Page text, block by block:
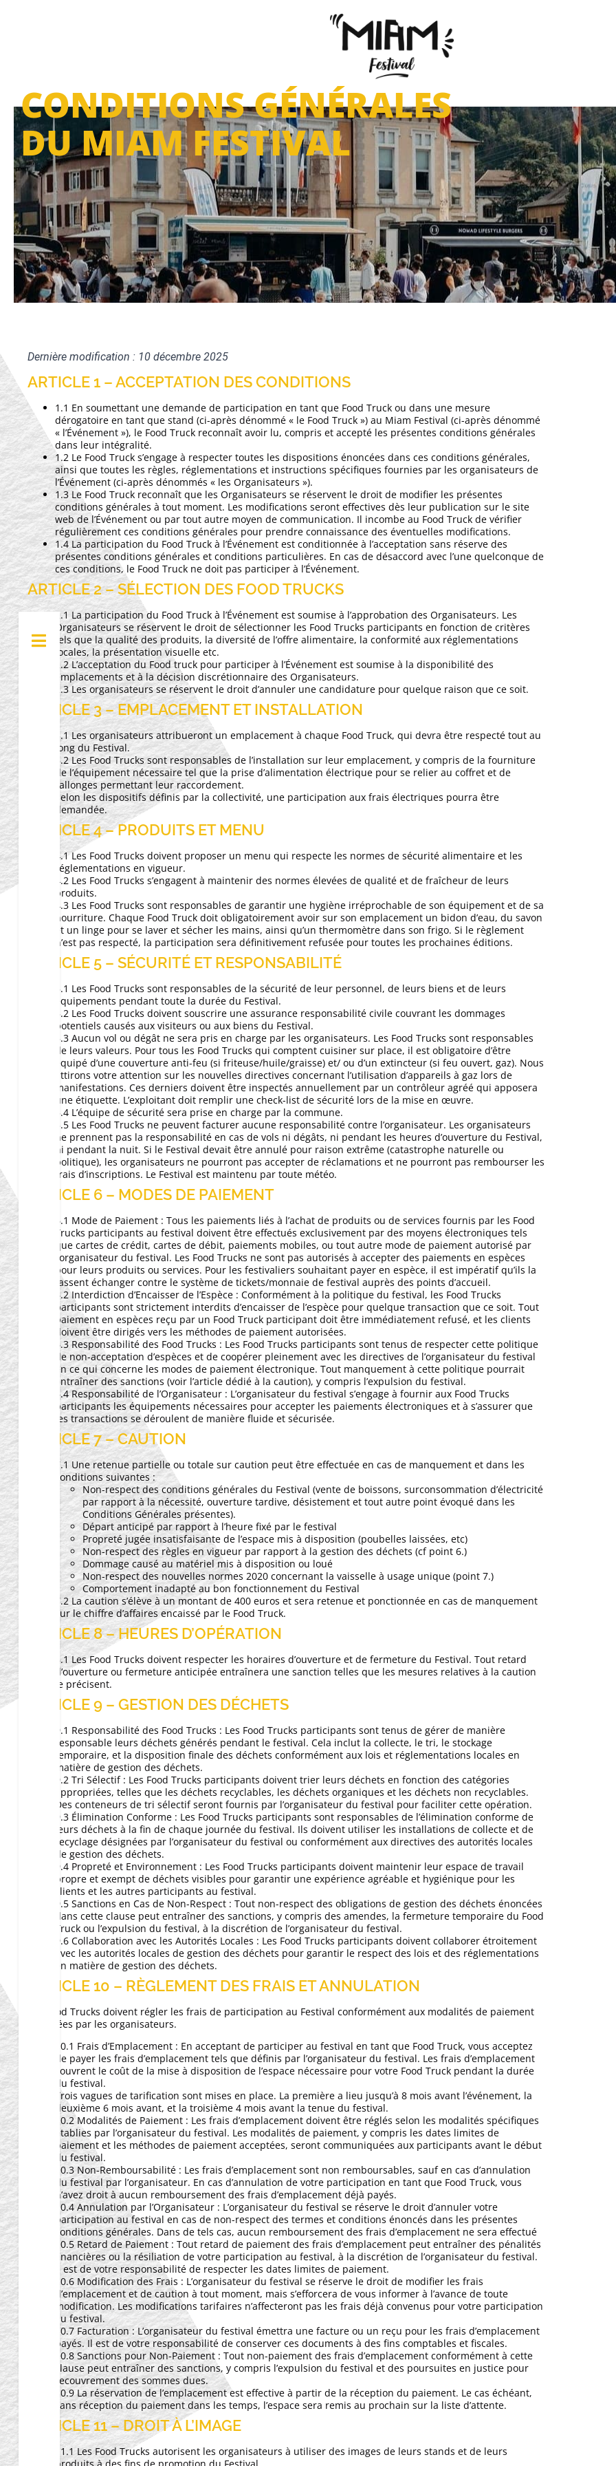
CONDITIONS GÉNÉRALES
DU MIAM FESTIVAL
Dernière modification : 10 décembre 2025
ARTICLE 1 – ACCEPTATION DES CONDITIONS
1.1 En soumettant une demande de participation en tant que Food Truck ou dans une mesure
dérogatoire en tant que stand (ci-après dénommé « le Food Truck ») au Miam Festival (ci-après dénommé
« l’Événement »), le Food Truck reconnaît avoir lu, compris et accepté les présentes conditions générales
dans leur intégralité.
1.2 Le Food Truck s’engage à respecter toutes les dispositions énoncées dans ces conditions générales,
ainsi que toutes les règles, réglementations et instructions spécifiques fournies par les organisateurs de
l’Événement (ci-après dénommés « les Organisateurs »).
1.3 Le Food Truck reconnaît que les Organisateurs se réservent le droit de modifier les présentes
conditions générales à tout moment. Les modifications seront effectives dès leur publication sur le site
web de l’Événement ou par tout autre moyen de communication. Il incombe au Food Truck de vérifier
régulièrement ces conditions générales pour prendre connaissance des éventuelles modifications.
1.4 La participation du Food Truck à l’Événement est conditionnée à l’acceptation sans réserve des
présentes conditions générales et conditions particulières. En cas de désaccord avec l’une quelconque de
ces conditions, le Food Truck ne doit pas participer à l’Événement.
ARTICLE 2 – SÉLECTION DES FOOD TRUCKS
2.1 La participation du Food Truck à l’Événement est soumise à l’approbation des Organisateurs. Les
Organisateurs se réservent le droit de sélectionner les Food Trucks participants en fonction de critères
tels que la qualité des produits, la diversité de l’offre alimentaire, la conformité aux réglementations
locales, la présentation visuelle etc.
2.2 L’acceptation du Food truck pour participer à l’Événement est soumise à la disponibilité des
emplacements et à la décision discrétionnaire des Organisateurs.
2.3 Les organisateurs se réservent le droit d’annuler une candidature pour quelque raison que ce soit.
ARTICLE 3 – EMPLACEMENT ET INSTALLATION
3.1 Les organisateurs attribueront un emplacement à chaque Food Truck, qui devra être respecté tout au
long du Festival.
3.2 Les Food Trucks sont responsables de l’installation sur leur emplacement, y compris de la fourniture
de l’équipement nécessaire tel que la prise d’alimentation électrique pour se relier au coffret et de
rallonges permettant leur raccordement.
Selon les dispositifs définis par la collectivité, une participation aux frais électriques pourra être
demandée.
ARTICLE 4 – PRODUITS ET MENU
4.1 Les Food Trucks doivent proposer un menu qui respecte les normes de sécurité alimentaire et les
réglementations en vigueur.
4.2 Les Food Trucks s’engagent à maintenir des normes élevées de qualité et de fraîcheur de leurs
produits.
4.3 Les Food Trucks sont responsables de garantir une hygiène irréprochable de son équipement et de sa
nourriture. Chaque Food Truck doit obligatoirement avoir sur son emplacement un bidon d’eau, du savon
et un linge pour se laver et sécher les mains, ainsi qu’un thermomètre dans son frigo. Si le règlement
n’est pas respecté, la participation sera définitivement refusée pour toutes les prochaines éditions.
ARTICLE 5 – SÉCURITÉ ET RESPONSABILITÉ
5.1 Les Food Trucks sont responsables de la sécurité de leur personnel, de leurs biens et de leurs
équipements pendant toute la durée du Festival.
5.2 Les Food Trucks doivent souscrire une assurance responsabilité civile couvrant les dommages
potentiels causés aux visiteurs ou aux biens du Festival.
5.3 Aucun vol ou dégât ne sera pris en charge par les organisateurs. Les Food Trucks sont responsables
de leurs valeurs. Pour tous les Food Trucks qui comptent cuisiner sur place, il est obligatoire d’être
équipé d’une couverture anti-feu (si friteuse/huile/graisse) et/ ou d’un extincteur (si feu ouvert, gaz). Nous
attirons votre attention sur les nouvelles directives concernant l’utilisation d’appareils à gaz lors de
manifestations. Ces derniers doivent être inspectés annuellement par un contrôleur agréé qui apposera
une étiquette. L’exploitant doit remplir une check-list de sécurité lors de la mise en œuvre.
5.4 L’équipe de sécurité sera prise en charge par la commune.
5.5 Les Food Trucks ne peuvent facturer aucune responsabilité contre l’organisateur. Les organisateurs
ne prennent pas la responsabilité en cas de vols ni dégâts, ni pendant les heures d’ouverture du Festival,
ni pendant la nuit. Si le Festival devait être annulé pour raison extrême (catastrophe naturelle ou
politique), les organisateurs ne pourront pas accepter de réclamations et ne pourront pas rembourser les
frais d’inscriptions. Le Festival est maintenu par toute météo.
ARTICLE 6 – MODES DE PAIEMENT
6.1 Mode de Paiement : Tous les paiements liés à l’achat de produits ou de services fournis par les Food
Trucks participants au festival doivent être effectués exclusivement par des moyens électroniques tels
que cartes de crédit, cartes de débit, paiements mobiles, ou tout autre mode de paiement autorisé par
l’organisateur du festival. Les Food Trucks ne sont pas autorisés à accepter des paiements en espèces
pour leurs produits ou services. Pour les festivaliers souhaitant payer en espèce, il est impératif qu’ils la
fassent échanger contre le système de tickets/monnaie de festival auprès des points d’accueil.
6.2 Interdiction d’Encaisser de l’Espèce : Conformément à la politique du festival, les Food Trucks
participants sont strictement interdits d’encaisser de l’espèce pour quelque transaction que ce soit. Tout
paiement en espèces reçu par un Food Truck participant doit être immédiatement refusé, et les clients
doivent être dirigés vers les méthodes de paiement autorisées.
6.3 Responsabilité des Food Trucks : Les Food Trucks participants sont tenus de respecter cette politique
de non-acceptation d’espèces et de coopérer pleinement avec les directives de l’organisateur du festival
en ce qui concerne les modes de paiement électronique. Tout manquement à cette politique pourrait
entraîner des sanctions (voir l’article dédié à la caution), y compris l’expulsion du festival.
6.4 Responsabilité de l’Organisateur : L’organisateur du festival s’engage à fournir aux Food Trucks
participants les équipements nécessaires pour accepter les paiements électroniques et à s’assurer que
les transactions se déroulent de manière fluide et sécurisée.
ARTICLE 7 – CAUTION
7.1 Une retenue partielle ou totale sur caution peut être effectuée en cas de manquement et dans les
conditions suivantes :
Non-respect des conditions générales du Festival (vente de boissons, surconsommation d’électricité
par rapport à la nécessité, ouverture tardive, désistement et tout autre point évoqué dans les
Conditions Générales présentes).
Départ anticipé par rapport à l’heure fixé par le festival
Propreté jugée insatisfaisante de l’espace mis à disposition (poubelles laissées, etc)
Non-respect des règles en vigueur par rapport à la gestion des déchets (cf point 6.)
Dommage causé au matériel mis à disposition ou loué
Non-respect des nouvelles normes 2020 concernant la vaisselle à usage unique (point 7.)
Comportement inadapté au bon fonctionnement du Festival
7.2 La caution s’élève à un montant de 400 euros et sera retenue et ponctionnée en cas de manquement
sur le chiffre d’affaires encaissé par le Food Truck.
ARTICLE 8 – HEURES D’OPÉRATION
8.1 Les Food Trucks doivent respecter les horaires d’ouverture et de fermeture du Festival. Tout retard
d’ouverture ou fermeture anticipée entraînera une sanction telles que les mesures relatives à la caution
le précisent.
ARTICLE 9 – GESTION DES DÉCHETS
9.1 Responsabilité des Food Trucks : Les Food Trucks participants sont tenus de gérer de manière
responsable leurs déchets générés pendant le festival. Cela inclut la collecte, le tri, le stockage
temporaire, et la disposition finale des déchets conformément aux lois et réglementations locales en
matière de gestion des déchets.
9.2 Tri Sélectif : Les Food Trucks participants doivent trier leurs déchets en fonction des catégories
appropriées, telles que les déchets recyclables, les déchets organiques et les déchets non recyclables.
Des conteneurs de tri sélectif seront fournis par l’organisateur du festival pour faciliter cette opération.
9.3 Élimination Conforme : Les Food Trucks participants sont responsables de l’élimination conforme de
leurs déchets à la fin de chaque journée du festival. Ils doivent utiliser les installations de collecte et de
recyclage désignées par l’organisateur du festival ou conformément aux directives des autorités locales
de gestion des déchets.
9.4 Propreté et Environnement : Les Food Trucks participants doivent maintenir leur espace de travail
propre et exempt de déchets visibles pour garantir une expérience agréable et hygiénique pour les
clients et les autres participants au festival.
9.5 Sanctions en Cas de Non-Respect : Tout non-respect des obligations de gestion des déchets énoncées
dans cette clause peut entraîner des sanctions, y compris des amendes, la fermeture temporaire du Food
Truck ou l’expulsion du festival, à la discrétion de l’organisateur du festival.
9.6 Collaboration avec les Autorités Locales : Les Food Trucks participants doivent collaborer étroitement
avec les autorités locales de gestion des déchets pour garantir le respect des lois et des réglementations
en matière de gestion des déchets.
ARTICLE 10 – RÈGLEMENT DES FRAIS ET ANNULATION
Les Food Trucks doivent régler les frais de participation au Festival conformément aux modalités de paiement
spécifiées par les organisateurs.
10.1 Frais d’Emplacement : En acceptant de participer au festival en tant que Food Truck, vous acceptez
de payer les frais d’emplacement tels que définis par l’organisateur du festival. Les frais d’emplacement
couvrent le coût de la mise à disposition de l’espace nécessaire pour votre Food Truck pendant la durée
du festival.
Trois vagues de tarification sont mises en place. La première a lieu jusqu’à 8 mois avant l’événement, la
deuxième 6 mois avant, et la troisième 4 mois avant la tenue du festival.
10.2 Modalités de Paiement : Les frais d’emplacement doivent être réglés selon les modalités spécifiques
établies par l’organisateur du festival. Les modalités de paiement, y compris les dates limites de
paiement et les méthodes de paiement acceptées, seront communiquées aux participants avant le début
du festival.
10.3 Non-Remboursabilité : Les frais d’emplacement sont non remboursables, sauf en cas d’annulation
du festival par l’organisateur. En cas d’annulation de votre participation en tant que Food Truck, vous
n’avez droit à aucun remboursement des frais d’emplacement déjà payés.
10.4 Annulation par l’Organisateur : L’organisateur du festival se réserve le droit d’annuler votre
participation au festival en cas de non-respect des termes et conditions énoncés dans les présentes
conditions générales. Dans de tels cas, aucun remboursement des frais d’emplacement ne sera effectué
10.5 Retard de Paiement : Tout retard de paiement des frais d’emplacement peut entraîner des pénalités
financières ou la résiliation de votre participation au festival, à la discrétion de l’organisateur du festival.
Il est de votre responsabilité de respecter les dates limites de paiement.
10.6 Modification des Frais : L’organisateur du festival se réserve le droit de modifier les frais
d’emplacement et de caution à tout moment, mais s’efforcera de vous informer à l’avance de toute
modification. Les modifications tarifaires n’affecteront pas les frais déjà convenus pour votre participation
au festival.
10.7 Facturation : L’organisateur du festival émettra une facture ou un reçu pour les frais d’emplacement
payés. Il est de votre responsabilité de conserver ces documents à des fins comptables et fiscales.
10.8 Sanctions pour Non-Paiement : Tout non-paiement des frais d’emplacement conformément à cette
clause peut entraîner des sanctions, y compris l’expulsion du festival et des poursuites en justice pour
recouvrement des sommes dues.
10.9 La réservation de l’emplacement est effective à partir de la réception du paiement. Le cas échéant,
sans réception du paiement dans les temps, l’espace sera remis au prochain sur la liste d’attente.
ARTICLE 11 – DROIT À L’IMAGE
11.1 Les Food Trucks autorisent les organisateurs à utiliser des images de leurs stands et de leurs